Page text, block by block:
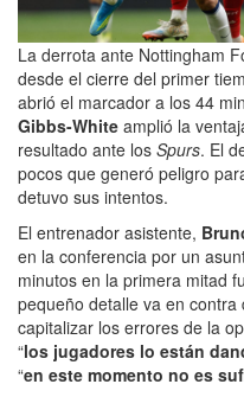
La derrota ante Nottingham
desde el cierre del primer
abrió el marcador a los 44
Gibbs-White amplió la
resultado ante los Spurs. El
pocos que generó peligro
detuvo sus intentos.
El entrenador asistente,
en la conferencia por un
minutos en la primera mitad
pequeño detalle va en
capitalizar los errores de la
“los jugadores lo están
“en este momento no es